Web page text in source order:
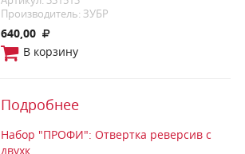
Производитель: ЗУБР
640,00
В корзину
Подробнее
Набор "ПРОФИ": Отвертка реверсив с
двухк ...